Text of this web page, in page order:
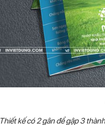
Thiết kế có 2 gân để gập 3